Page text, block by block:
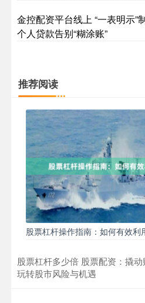
金控配资平台线上 “一表明示”
个人贷款告别“糊涂账”
推荐阅读
股票杠杆操作指南：如何有效利
股票杠杆多少倍 股票配资：撬动
玩转股市风险与机遇